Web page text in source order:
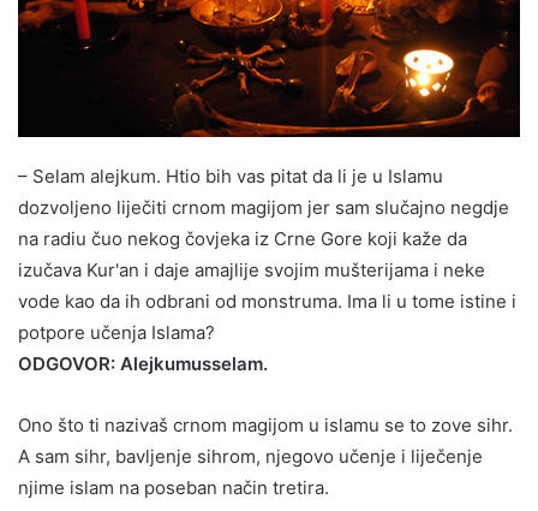
– Selam alejkum. Htio bih vas pitat da li je u Islamu
dozvoljeno liječiti crnom magijom jer sam slučajno negdje
na radiu čuo nekog čovjeka iz Crne Gore koji kaže da
izučava Kur'an i daje amajlije svojim mušterijama i neke
vode kao da ih odbrani od monstruma. Ima li u tome istine i
potpore učenja Islama?
ODGOVOR: Alejkumusselam.
Ono što ti nazivaš crnom magijom u islamu se to zove sihr.
A sam sihr, bavljenje sihrom, njegovo učenje i liječenje
njime islam na poseban način tretira.